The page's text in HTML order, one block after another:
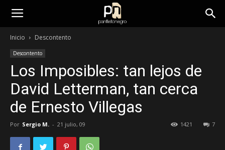
panfletonegro
Inicio Descontento
Descontento
Los Imposibles: tan lejos de
David Letterman, tan cerca
de Ernesto Villegas
Por Sergio M. - 21 julio, 09 7
1421